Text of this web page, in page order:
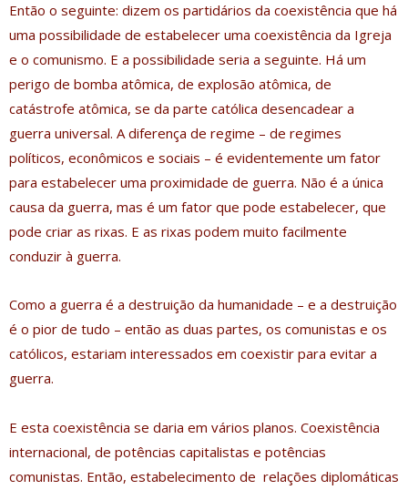
Então o seguinte: dizem os partidários da coexistência que há
uma possibilidade de estabelecer uma coexistência da Igreja
e o comunismo. E a possibilidade seria a seguinte. Há um
perigo de bomba atômica, de explosão atômica, de
catástrofe atômica, se da parte católica desencadear a
guerra universal. A diferença de regime – de regimes
políticos, econômicos e sociais – é evidentemente um fator
para estabelecer uma proximidade de guerra. Não é a única
causa da guerra, mas é um fator que pode estabelecer, que
pode criar as rixas. E as rixas podem muito facilmente
conduzir à guerra.
Como a guerra é a destruição da humanidade – e a destruição
é o pior de tudo – então as duas partes, os comunistas e os
católicos, estariam interessados em coexistir para evitar a
guerra.
E esta coexistência se daria em vários planos. Coexistência
internacional, de potências capitalistas e potências
comunistas. Então, estabelecimento de relações diplomáticas